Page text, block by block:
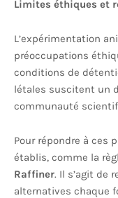
Limites éthiques et
L’expérimentation
préoccupations
conditions de
létales suscitent un
communauté
Pour répondre à ces
établis, comme la
Raffiner. Il s’agit de
alternatives chaque